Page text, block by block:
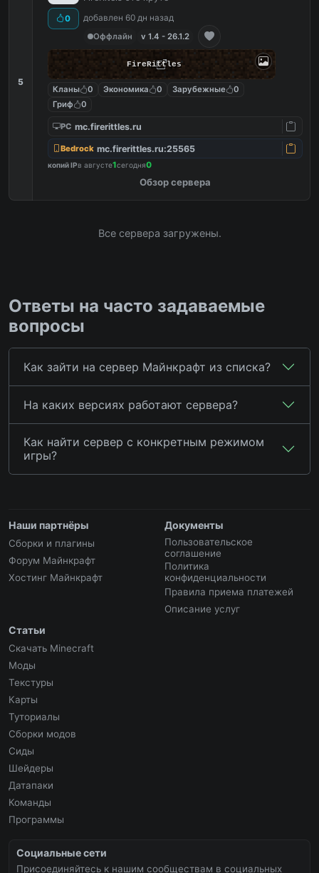
5
0
добавлен 60 дн назад
Оффлайн
v 1.4 - 26.1.2
FireRittles
Кланы 0 Экономика 0 Зарубежные
0
Гриф
0
PC mc.firerittles.ru
Bedrock mc.firerittles.ru:25565
копий IPв августе1сегодня0
Обзор сервера
Все сервера загружены.
Ответы на часто задаваемые
вопросы
Как зайти на сервер Майнкрафт из списка?
На каких версиях работают сервера?
Как найти сервер с конкретным режимом
игры?
Наши партнёры
Сборки и плагины
Форум Майнкрафт
Хостинг Майнкрафт
Документы
Пользовательское
соглашение
Политика
конфиденциальности
Правила приема платежей
Описание услуг
Статьи
Скачать Minecraft
Моды
Текстуры
Карты
Туториалы
Сборки модов
Сиды
Шейдеры
Датапаки
Команды
Программы
Социальные сети
Присоединяйтесь к нашим сообществам в социальных